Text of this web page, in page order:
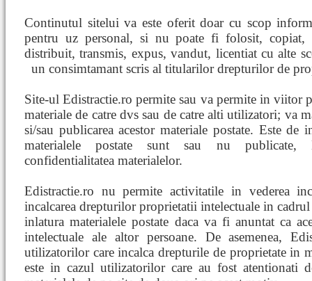
Continutul sitelui va este oferit doar cu scop
pentru uz personal, si nu poate fi folosit, copiat,
distribuit, transmis, expus, vandut, licentiat cu alte
un consimtamant scris al titularilor drepturilor de
Site-ul Edistractie.ro permite sau va permite in viitor
materiale de catre dvs sau de catre alti utilizatori; va
si/sau publicarea acestor materiale postate. Este de
materialele postate sunt sau nu publicate,
confidentialitatea materialelor.
Edistractie.ro nu permite activitatile in vederea
incalcarea drepturilor proprietatii intelectuale in
inlatura materialele postate daca va fi anuntat ca
intelectuale ale altor persoane. De asemenea,
utilizatorilor care incalca drepturile de proprietate in
este in cazul utilizatorilor care au fost atentionati